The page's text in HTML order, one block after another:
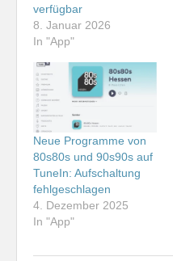
verfügbar
8. Januar 2026
In "App"
Neue Programme von
80s80s und 90s90s auf
TuneIn: Aufschaltung
fehlgeschlagen
4. Dezember 2025
In "App"